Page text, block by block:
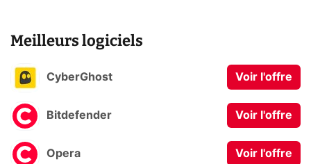
Meilleurs logiciels
CyberGhost Voir l'offre
Bitdefender Voir l'offre
Opera Voir l'offre